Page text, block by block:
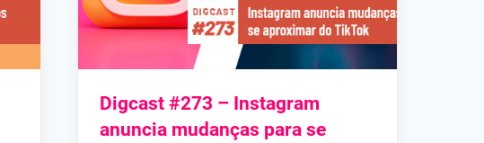
Digcast #273 – Instagram
anuncia mudanças para se